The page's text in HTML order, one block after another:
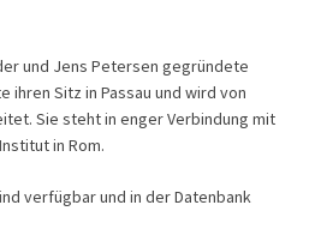
und Jens Petersen gegründete
ihren Sitz in Passau und wird von
Sie steht in enger Verbindung mit
in Rom.
verfügbar und in der Datenbank